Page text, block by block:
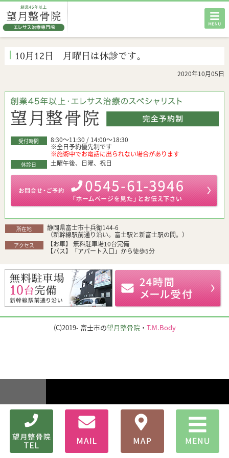
10月12日 月曜日は休診です。
2020年10月05日
受付時間
8:30～11:30 / 14:00～18:30
※全日予約優先制です
※施術中でお電話に出られない場合があります
休診日 土曜午後、日曜、祝日
所在地
静岡県富士市十兵衛144-6
（新幹線駅前通り沿い。富士駅と新富士駅の間。）
アクセス
【お車】 無料駐車場10台完備
【バス】「アパート入口」から徒歩5分
(C)2019- 富士市の望月整骨院・ T.M.Body
エレサス治療
交通事故外来
お客様の声
料金・メニュー
店舗案内